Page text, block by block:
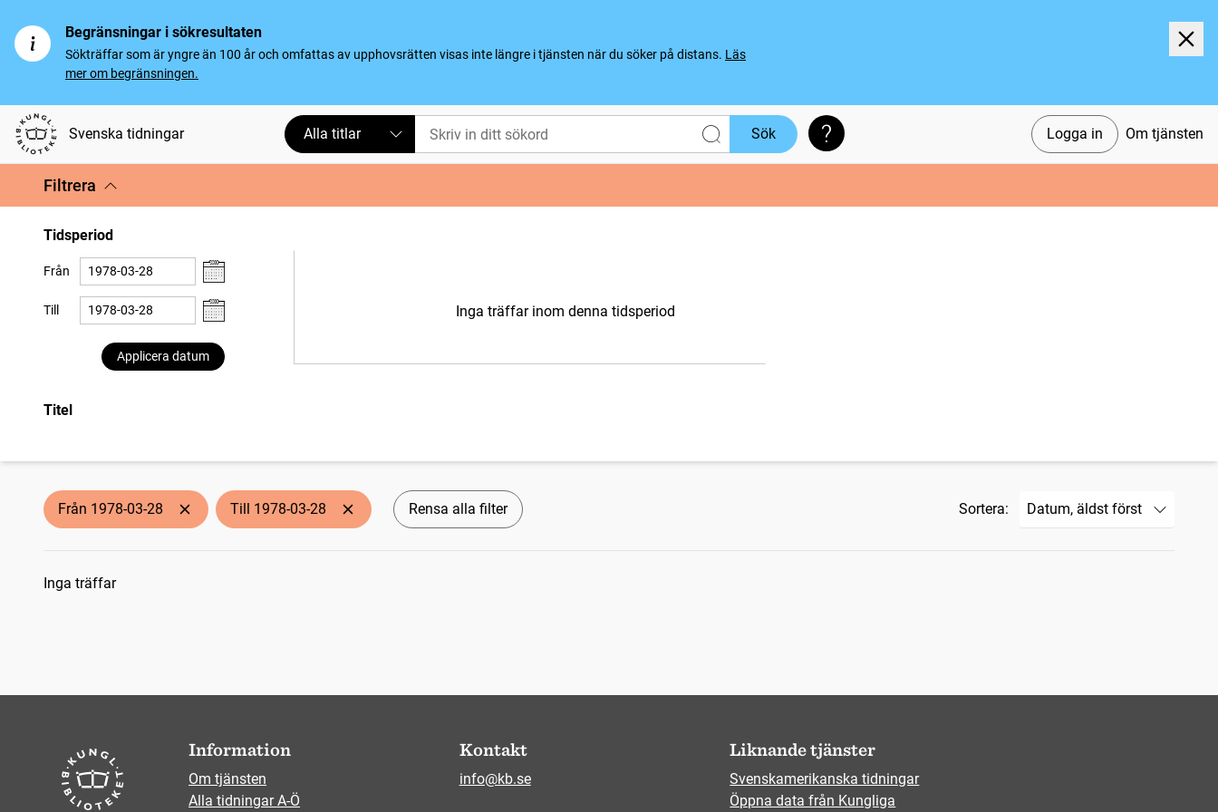
Begränsningar i sökresultaten
Sökträffar som är yngre än 100 år och omfattas av upphovsrätten visas inte längre i tjänsten när du söker på distans. Läs
mer om begränsningen.
Svenska tidningar Logga in Om tjänsten
Alla titlar Sök Söktips
Filtrera
Tidsperiod
Från
Till
Applicera datum
Inga träffar inom denna tidsperiod
Titel
Från 1978-03-28 Till 1978-03-28 Rensa alla filter Sortera:
Sökresultat
Inga träffar
Information
Om tjänsten
Alla tidningar A-Ö
Kontakt
info@kb.se
Liknande tjänster
Svenskamerikanska tidningar
Öppna data från Kungliga